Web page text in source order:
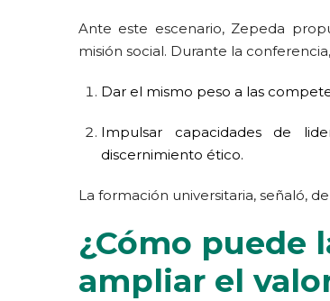
Ante este escenario, Zepeda
misión social. Durante la
Dar el mismo peso a las
Impulsar capacidades de
discernimiento ético.
La formación universitaria, señaló,
¿Cómo
ampliar el